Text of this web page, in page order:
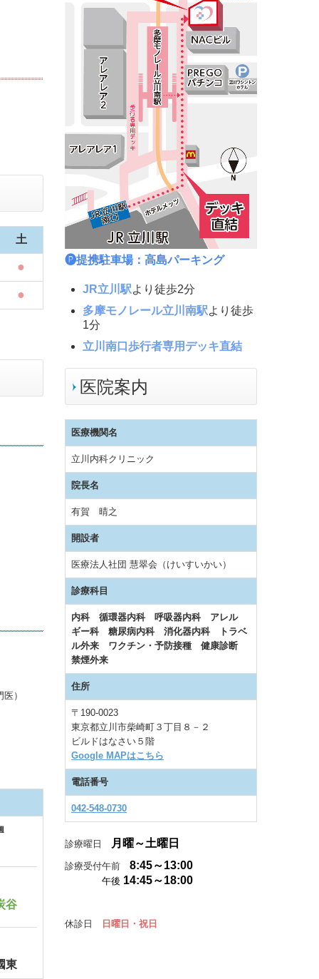
土
●
●
）
谷
東
🅟提携駐車場：高島パーキング
JR立川駅より徒歩2分
多摩モノレール立川南駅より徒歩
1分
立川南口歩行者専用デッキ直結
医院案内
医療機関名
立川内科クリニック
院長名
有賀 晴之
開設者
医療法人社団 慧翠会（けいすいかい）
診療科目
内科 循環器内科 呼吸器内科 アレル
ギー科 糖尿病内科 消化器内科 トラベ
ル外来 ワクチン・予防接種 健康診断
禁煙外来
住所
〒190-0023
東京都立川市柴崎町３丁目８－２
ビルドはなさい５階
Google MAPはこちら
電話番号
042-548-0730
診療曜日 月曜～土曜日
診療受付午前 8:45～13:00
午後 14:45～18:00
休診日 日曜日・祝日